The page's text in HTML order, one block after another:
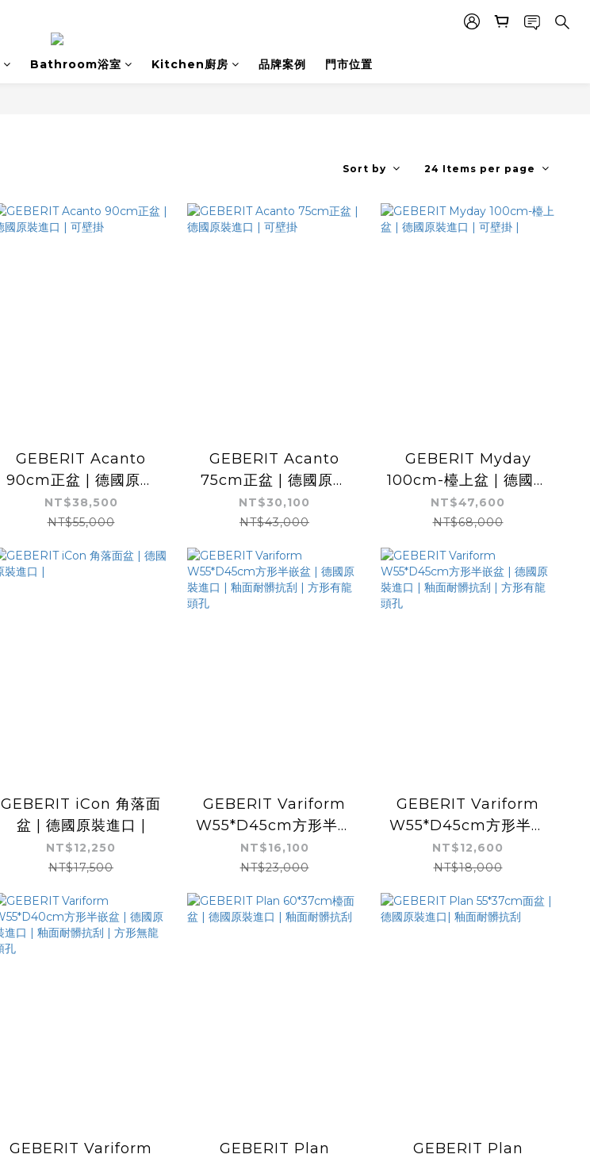
Bathroom浴室 Kitchen廚房 品牌案例 門市位置
Sort by 24 Items per page
GEBERIT Acanto
90cm正盆 | 德國原裝
進口 | 可壁掛
NT$38,500
NT$55,000
GEBERIT Acanto
75cm正盆 | 德國原裝
進口 | 可壁掛
NT$30,100
NT$43,000
GEBERIT Myday
100cm-檯上盆 | 德國原
裝進口 | 可壁掛 |
NT$47,600
NT$68,000
GEBERIT iCon 角落面
盆 | 德國原裝進口 |
NT$12,250
NT$17,500
GEBERIT Variform
W55*D45cm方形半嵌
盆 | 德國原裝進口 | 釉
面耐髒抗刮 | 方形有龍
NT$16,100
NT$23,000
GEBERIT Variform
W55*D45cm方形半嵌
盆 | 德國原裝進口 | 釉
面耐髒抗刮 | 方形有龍
NT$12,600
NT$18,000
GEBERIT Variform
GEBERIT Plan
GEBERIT Plan